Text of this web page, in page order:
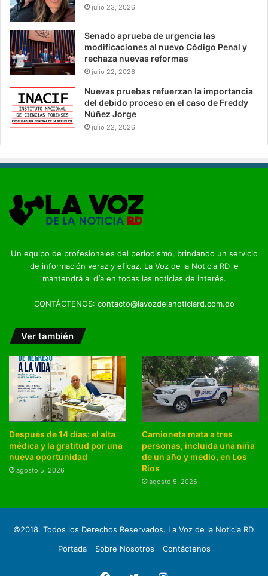
julio 23, 2026
Senado aprueba de urgencia las
modificaciones al nuevo Código Penal y
rechaza nuevas reformas
julio 22, 2026
Nuevas pruebas refuerzan la importancia
del debido proceso en el caso de Freddy
Núñez Jorge
julio 22, 2026
Un equipo de profesionales del periodismo, brindando un servicio
de información veraz y eficaz. La Voz de la Noticia RD le
mantendrá al día en todas las noticias de interés.
CONTÁCTENOS: contacto@lavozdelanoticiard.com.do
Ver también
Después de 14 días: el alta
médica y la gratitud por una
nueva oportunidad
agosto 5, 2026
Camioneta mata a tres
personas, incluida una niña
de un año y medio, en Los
Ríos
agosto 5, 2026
©2018. Todos los Derechos Reservados. La Voz de la Noticia RD.
Portada
Sobre Nosotros Contáctenos